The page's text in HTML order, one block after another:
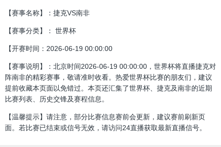
【赛事名称】：捷克VS南非
【赛事分类】： 世界杯
【开赛时间：2026-06-19 00:00:00
【赛事说明】：北京时间2026-06-19 00:00:00，世界杯将直播捷克对
阵南非的精彩赛事，敬请准时收看。热爱世界杯比赛的朋友们，建议
提前收藏本页面以免错过。本页还汇集了世界杯、捷克及南非的近期
比赛列表、历史交锋及赛程信息。
【温馨提示】请注意，部分比赛信息赛前会更新，建议赛前刷新页
面。若比赛已结束或信号无效，请访问24直播获取最新直播信号。